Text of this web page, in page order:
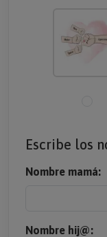
Escribe los
Nombre mamá:
Nombre hij@: